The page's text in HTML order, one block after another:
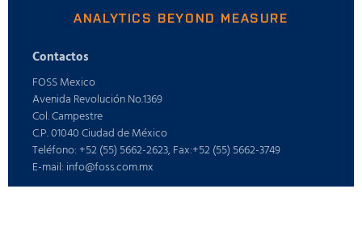
ANALYTICS BEYOND MEASURE
Contactos
FOSS Mexico
Avenida Revolución No.1369
Col. Campestre
C.P. 01040 Ciudad de México
Teléfono: +52 (55) 5662-2623, Fax:+52 (55) 5662-3749
E-mail: info@foss.com.mx
Webshop